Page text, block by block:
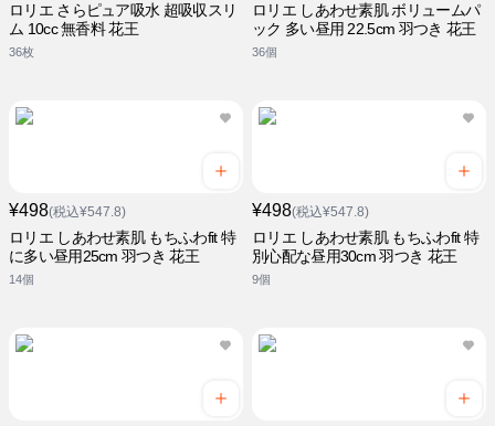
ロリエ さらピュア吸水 超吸収スリ
ム 10cc 無香料 花王
36枚
ロリエ しあわせ素肌 ボリュームパ
ック 多い昼用 22.5cm 羽つき 花王
36個
¥498(税込¥547.8)
ロリエ しあわせ素肌 もちふわfit 特
に多い昼用25cm 羽つき 花王
14個
¥498(税込¥547.8)
ロリエ しあわせ素肌 もちふわfit 特
別心配な昼用30cm 羽つき 花王
9個